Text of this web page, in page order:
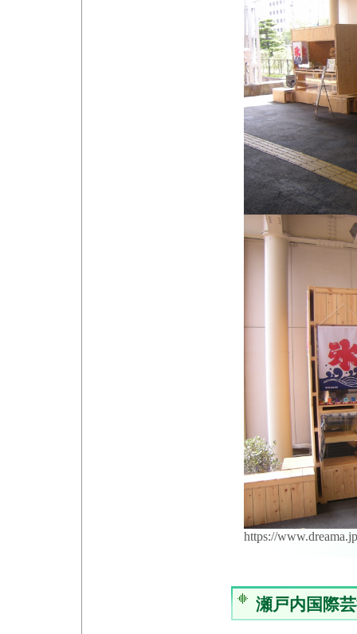
https://
瀬戸内国際